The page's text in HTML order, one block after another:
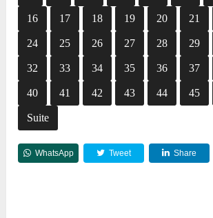
16 17 18 19 20 21
24 25 26 27 28 29
32 33 34 35 36 37
40 41 42 43 44 45
Suite
WhatsApp Tweet Share